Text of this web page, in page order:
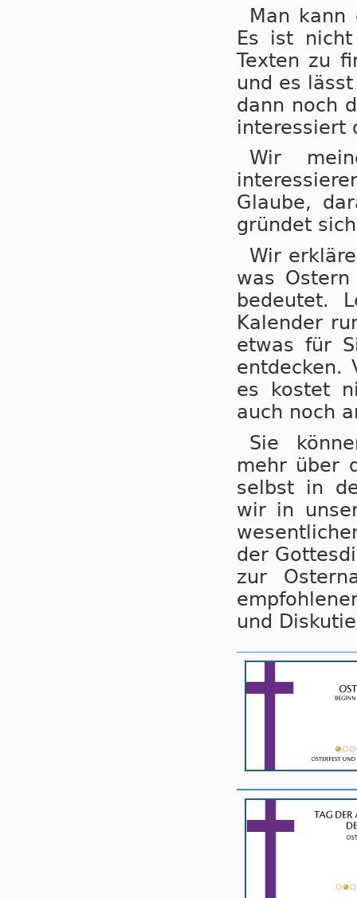
Man kann
Es ist
Texten zu
und es
dann noch
interessiert
Wir
Glaube,
gründet
Wir
was
bedeutet.
Kalender
etwas für
entdecken.
es kostet
auch noch
Sie
mehr über
selbst in
wir in
der
zur
und